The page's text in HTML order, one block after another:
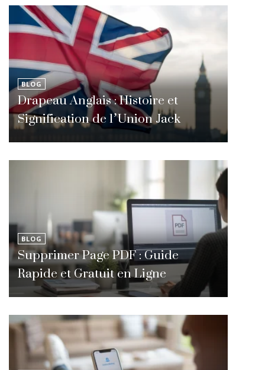
BLOG
Drapeau Anglais : Histoire et
Signification de l’Union Jack
BLOG
Supprimer Page PDF : Guide
Rapide et Gratuit en Ligne